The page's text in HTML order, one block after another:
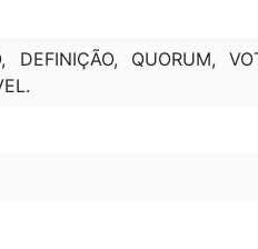
QUORUM,